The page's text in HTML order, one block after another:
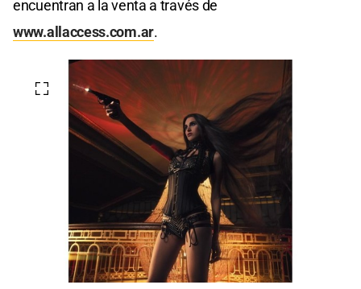
encuentran a la venta a través de
www.allaccess.com.ar.